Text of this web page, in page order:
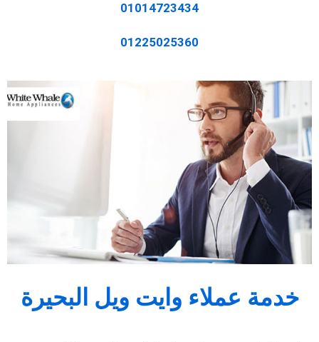
01014723434
01225025360
خدمة عملاء وايت ويل البحيرة